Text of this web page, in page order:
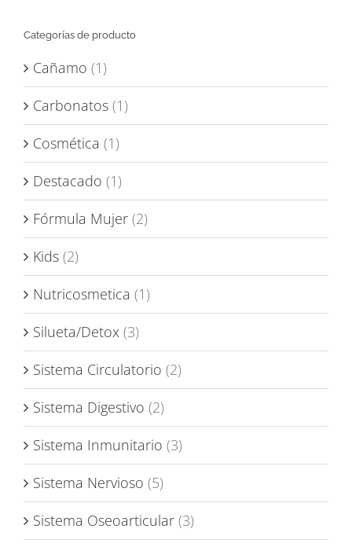
Categorías de producto
Cañamo (1)
Carbonatos (1)
Cosmética (1)
Destacado (1)
Fórmula Mujer (2)
Kids (2)
Nutricosmetica (1)
Silueta/Detox (3)
Sistema Circulatorio (2)
Sistema Digestivo (2)
Sistema Inmunitario (3)
Sistema Nervioso (5)
Sistema Oseoarticular (3)